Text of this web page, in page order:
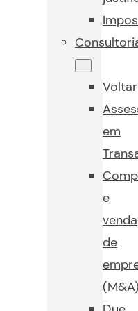
Voltar
em
e
venda
de
(M&A)